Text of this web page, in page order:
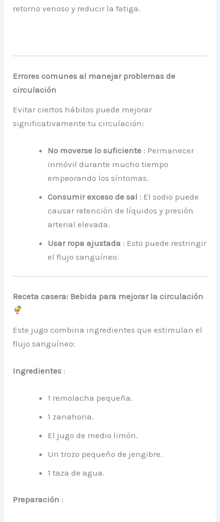
retorno venoso y reducir la fatiga.
Errores comunes al manejar problemas de
circulación
Evitar ciertos hábitos puede mejorar
significativamente tu circulación:
No moverse lo suficiente : Permanecer
inmóvil durante mucho tiempo
empeorando los síntomas.
Consumir exceso de sal : El sodio puede
causar retención de líquidos y presión
arterial elevada.
Usar ropa ajustada : Esto puede restringir
el flujo sanguíneo.
Receta casera: Bebida para mejorar la circulación
Este jugo combina ingredientes que estimulan el
flujo sanguíneo:
Ingredientes :
1 remolacha pequeña.
1 zanahoria.
El jugo de medio limón.
Un trozo pequeño de jengibre.
1 taza de agua.
Preparación :